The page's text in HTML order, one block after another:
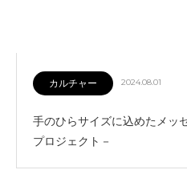
カルチャー 2024.08.01
手のひらサイズに込めたメ
プロジェクト－